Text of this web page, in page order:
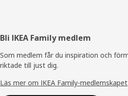
Sidfot
Bli IKEA Family medlem
Som medlem får du inspiration och
riktade till just dig.
Läs mer om IKEA Family-medlemskapet